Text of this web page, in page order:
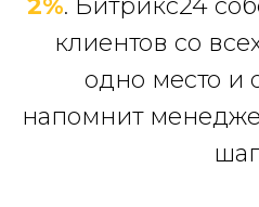
2%. Битрикс24
клиентов со
одно место и
напомнит